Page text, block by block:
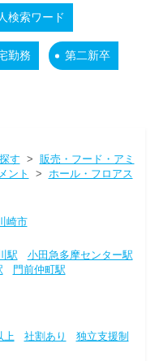
検索ワード
勤務 第二新卒
す > 販売・フード・アミ
ント > ホール・フロアス
崎市
駅
小田急多摩センター駅
門前仲町駅
上 社割あり
独立支援制